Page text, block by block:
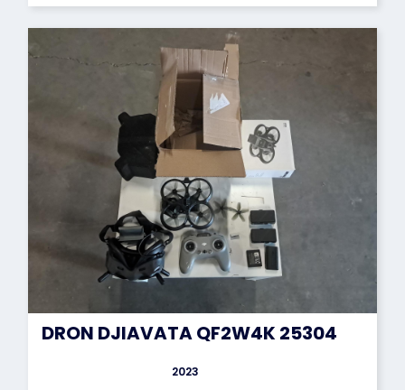
DRON DJIAVATA QF2W4K 25304
2023